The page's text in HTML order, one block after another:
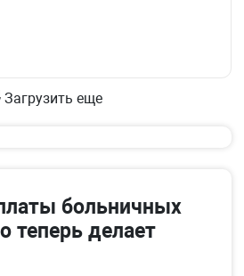
Загрузить еще
больничных
теперь делает